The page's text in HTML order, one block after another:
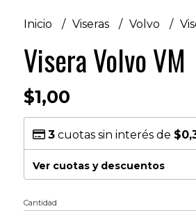
Inicio Viseras Volvo
Visera Volvo VM
$1,00
3cuotas sin interés de
Ver cuotas y descuentos
Cantidad